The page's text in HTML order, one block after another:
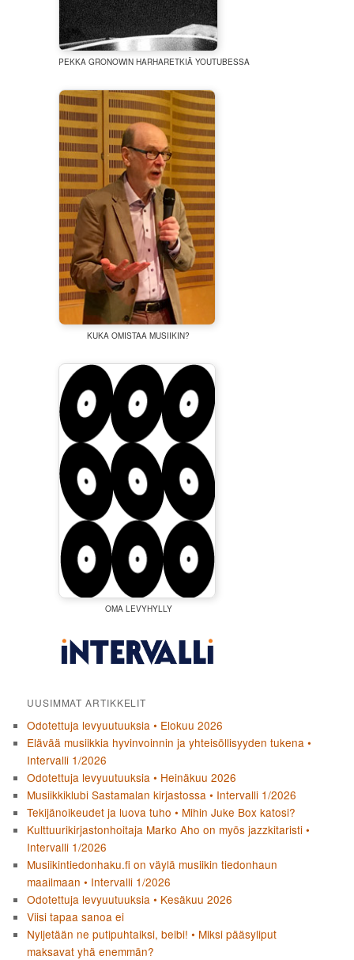
PEKKA GRONOWIN HARHARETKIÄ YOUTUBESSA
KUKA OMISTAA MUSIIKIN?
OMA LEVYHYLLY
UUSIMMAT ARTIKKELIT
Odotettuja levyuutuuksia • Elokuu 2026
Elävää musiikkia hyvinvoinnin ja yhteisöllisyyden tukena •
Intervalli 1/2026
Odotettuja levyuutuuksia • Heinäkuu 2026
Musiikkiklubi Sastamalan kirjastossa • Intervalli 1/2026
Tekijänoikeudet ja luova tuho • Mihin Juke Box katosi?
Kulttuurikirjastonhoitaja Marko Aho on myös jazzkitaristi •
Intervalli 1/2026
Musiikintiedonhaku.fi on väylä musiikin tiedonhaun
maailmaan • Intervalli 1/2026
Odotettuja levyuutuuksia • Kesäkuu 2026
Viisi tapaa sanoa ei
Nyljetään ne putipuhtaiksi, beibi! • Miksi pääsyliput
maksavat yhä enemmän?